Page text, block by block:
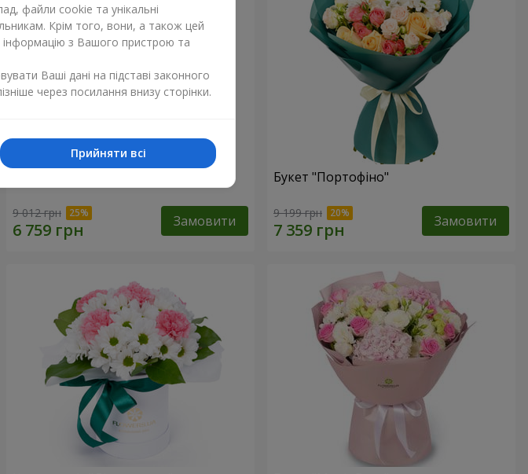
9 012 грн Замовити
Букет "Портофіно"
9 199 грн Замовити
файли cookie та унікальні
Крім того, вони, а також цей
інформацію з Вашого пристрою та
Ваші дані на підставі законного
через посилання внизу сторінки.
Прийняти всі